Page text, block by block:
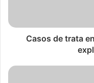
Casos de trata